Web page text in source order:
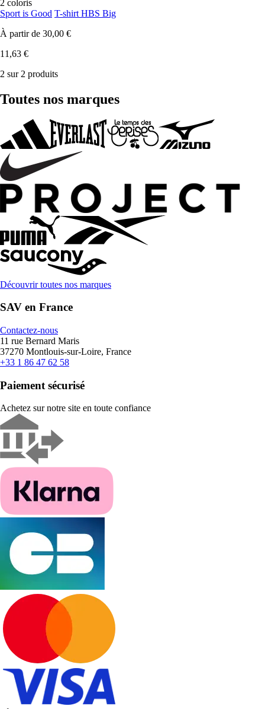
2 coloris
Sport is Good T-shirt HBS Big
À partir de 30,00 €
11,63 €
2 sur 2 produits
Toutes nos marques
Découvrir toutes nos marques
SAV en France
Contactez-nous
11 rue Bernard Maris
37270 Montlouis-sur-Loire, France
+33 1 86 47 62 58
Paiement sécurisé
Achetez sur notre site en toute confiance